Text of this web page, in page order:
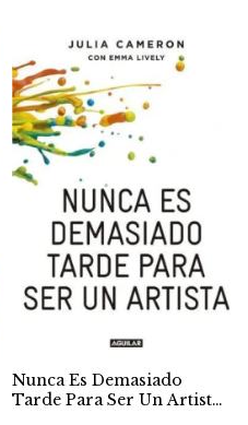
Nunca Es Demasiado
Tarde Para Ser Un Artista